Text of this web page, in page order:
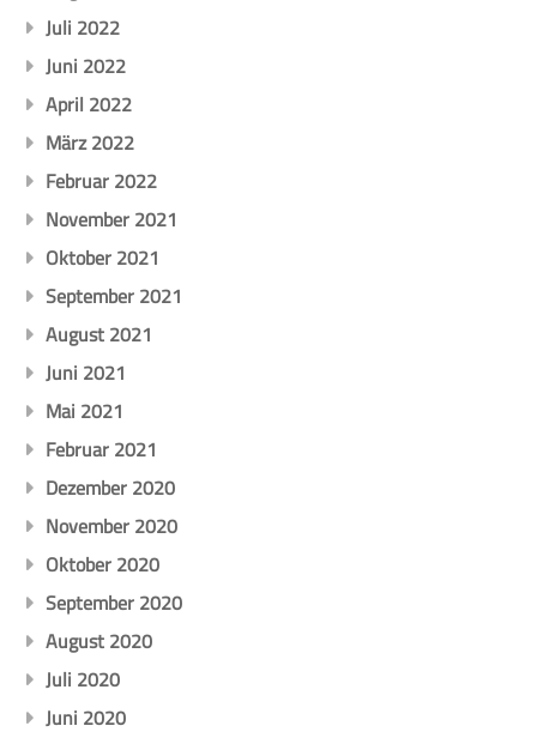
Juli 2022
Juni 2022
April 2022
März 2022
Februar 2022
November 2021
Oktober 2021
September 2021
August 2021
Juni 2021
Mai 2021
Februar 2021
Dezember 2020
November 2020
Oktober 2020
September 2020
August 2020
Juli 2020
Juni 2020